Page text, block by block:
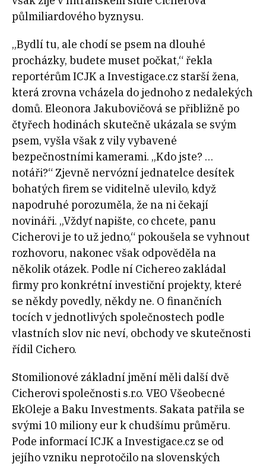
půlmiliardového byznysu.
„Bydlí tu, ale chodí se psem na dlouhé
procházky, budete muset počkat,“ řekla
reportérům ICJK a Investigace.cz starší žena,
která zrovna vcházela do jednoho z nedalekých
domů. Eleonora Jakubovičová se přibližně po
čtyřech hodinách skutečně ukázala se svým
psem, vyšla však z vily vybavené
bezpečnostními kamerami. „Kdo jste? …
notáři?“ Zjevně nervózní jednatelce desítek
bohatých firem se viditelně ulevilo, když
napodruhé porozuměla, že na ni čekají
novináři. „Vždyť napište, co chcete, panu
Cicherovi je to už jedno,“ pokoušela se vyhnout
rozhovoru, nakonec však odpověděla na
několik otázek. Podle ní Cichereo zakládal
firmy pro konkrétní investiční projekty, které
se někdy povedly, někdy ne. O finančních
tocích v jednotlivých společnostech podle
vlastních slov nic neví, obchody ve skutečnosti
řídil Cichero.
Stomilionové základní jmění měli další dvě
Cicherovi společnosti s.r.o. VEO Všeobecné
EkOleje a Baku Investments. Sakata patřila se
svými 10 miliony eur k chudšímu průměru.
Pode informací ICJK a Investigace.cz se od
jejího vzniku neprotočilo na slovenských